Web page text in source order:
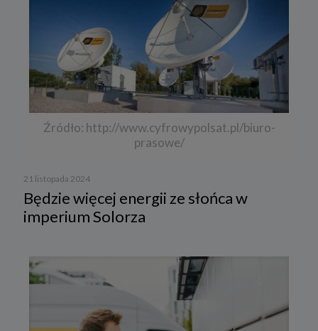
Źródło: http://www.cyfrowypolsat.pl/biuro-
prasowe/
21 listopada 2024
Będzie więcej energii ze słońca w
imperium Solorza